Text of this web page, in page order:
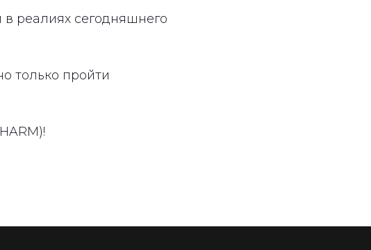
реалиях сегодняшнего
только пройти